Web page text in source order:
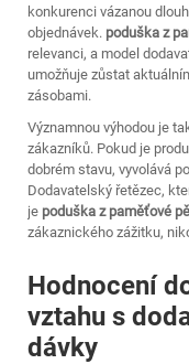
konkurenci vázanou
objednávek. poduška z
relevanci, a model
umožňuje zůstat
zásobami.
Významnou výhodou je
zákazníků. Pokud je
dobrém stavu, vyvolává
Dodavatelský řetězec,
je poduška z paměťové
zákaznického zážitku,
Hodnocení
vztahu s
dávky